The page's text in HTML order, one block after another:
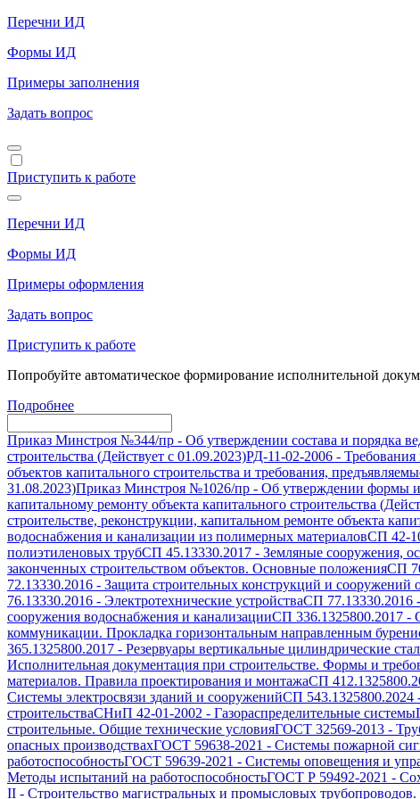
Перечни ИД
Формы ИД
Примеры заполнения
Задать вопрос
Приступить к работе
Перечни ИД
Формы ИД
Примеры оформления
Задать вопрос
Приступить к работе
Попробуйте автоматическое формирование исполнительной
Подробнее
Приказ Минстроя №344/пр - Об утверждении состава и порядка
строительства (Действует с 01.09.2023)РД-11-02-2006 - Требования
объектов капитального строительства и требования,
31.08.2023)Приказ Минстроя №1026/пр - Об утверждении формы и
капитальному ремонту объекта капитального строительства
строительстве, реконструкции, капитальном ремонте объекта
водоснабжения и канализации из полимерных материаловСП 42-
полиэтиленовых трубСП 45.13330.2017 - Земляные сооружения,
законченных строительством объектов. Основные положенияСП
72.13330.2016 - Защита строительных конструкций и сооружений
76.13330.2016 - Электротехнические устройстваСП 77.13330.2016 -
сооружения водоснабжения и канализацииСП 336.1325800.2017 -
коммуникации. Прокладка горизонтальным направленным
365.1325800.2017 - Резервуары вертикальные цилиндрические
Исполнительная документация при строительстве. Формы и
материалов. Правила проектирования и монтажаСП
Системы электросвязи зданий и сооруженийСП 543.1325800.2024
строительстваСНиП 42-01-2002 - Газораспределительные системы
строительные. Общие технические условияГОСТ 32569-2013 -
опасных производствахГОСТ 59638-2021 - Системы пожарной
работоспособностьГОСТ 59639-2021 - Системы оповещения и
Методы испытаний на работоспособностьГОСТ Р 59492-2021 -
II - Строительство магистральных и промысловых трубопроводов.